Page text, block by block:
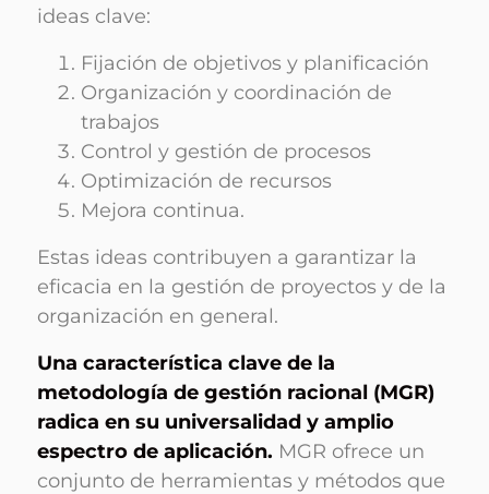
ideas clave:
Fijación de objetivos y planificación
Organización y coordinación de
trabajos
Control y gestión de procesos
Optimización de recursos
Mejora continua.
Estas ideas contribuyen a garantizar la
eficacia en la gestión de proyectos y de la
organización en general.
Una característica clave de la
metodología de gestión racional (MGR)
radica en su universalidad y amplio
espectro de aplicación. MGR ofrece un
conjunto de herramientas y métodos que